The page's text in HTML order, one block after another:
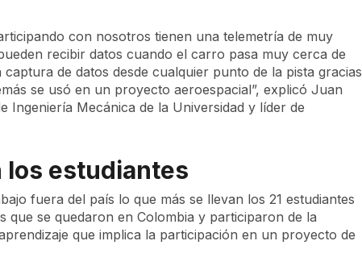
con nosotros tienen una telemetría de muy
recibir datos cuando el carro pasa muy cerca de
de datos desde cualquier punto de la pista gracias
se usó en un proyecto aeroespacial”, explicó Juan
Ingeniería Mecánica de la Universidad y líder de
los estudiantes
fuera del país lo que más se llevan los 21 estudiantes
se quedaron en Colombia y participaron de la
que implica la participación en un proyecto de